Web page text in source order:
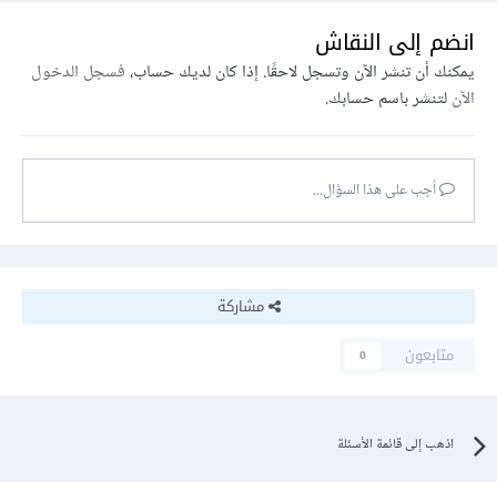
انضم إلى النقاش
يمكنك أن تنشر الآن وتسجل لاحقًا. إذا كان لديك حساب،فسجل الدخول
الآنلتنشر باسم حسابك.
أجب على هذا السؤال...
مشاركة
متابعون
0
اذهب إلى قائمة الأسئلة